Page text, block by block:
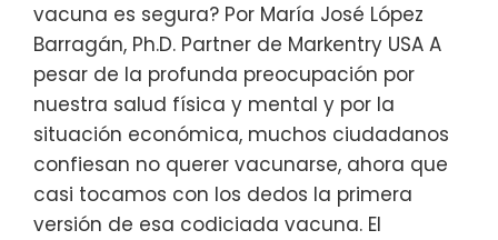
vacuna es segura? Por María José López
Barragán, Ph.D. Partner de Markentry USA A
pesar de la profunda preocupación por
nuestra salud física y mental y por la
situación económica, muchos ciudadanos
confiesan no querer vacunarse, ahora que
casi tocamos con los dedos la primera
versión de esa codiciada vacuna. El